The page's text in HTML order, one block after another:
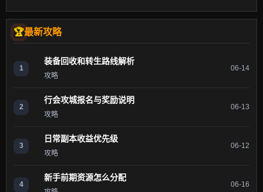
最新攻略
1
装备回收和转生路线解析
攻略
06-14
2
行会攻城报名与奖励说明
攻略
06-13
3
日常副本收益优先级
攻略
06-12
4
新手前期资源怎么分配
06-16